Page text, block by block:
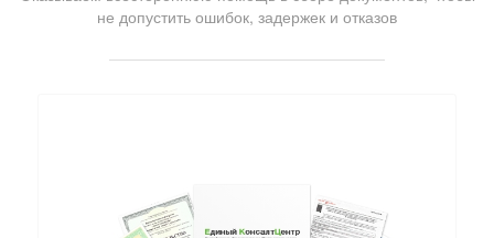
не допустить ошибок, задержек и отказов